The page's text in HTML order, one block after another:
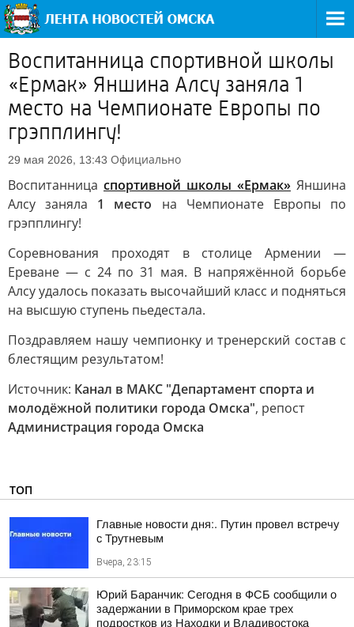
Воспитанница спортивной школы
«Ермак» Яншина Алсу заняла 1
место на Чемпионате Европы по
грэпплингу!
29 мая 2026, 13:43 Официально
Воспитанница спортивной школы «Ермак» Яншина
Алсу заняла 1 место на Чемпионате Европы по
грэпплингу!
Соревнования проходят в столице Армении —
Ереване — с 24 по 31 мая. В напряжённой борьбе
Алсу удалось показать высочайший класс и подняться
на высшую ступень пьедестала.
Поздравляем нашу чемпионку и тренерский состав с
блестящим результатом!
Источник: Канал в МАКС "Департамент спорта и
молодёжной политики города Омска", репост
Администрация города Омска
ТОП
Главные новости дня:. Путин провел встречу
с Трутневым
Вчера, 23:15
Юрий Баранчик: Сегодня в ФСБ сообщили о
задержании в Приморском крае трех
подростков из Находки и Владивостока